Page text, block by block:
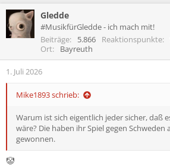
k
t
i
n
Gledde
#MusikfürGledde - ich mach mit!
Beiträge
5.866 Reaktionspunkte
Ort
Bayreuth
1. Juli 2026
Mike1893 schrieb:
Warum ist sich eigentlich jeder sicher, daß
wäre? Die haben ihr Spiel gegen
gewonnen.
🤡